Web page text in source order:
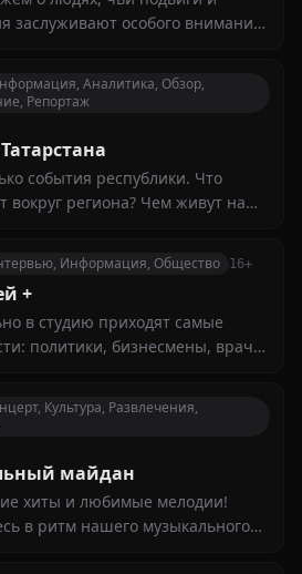
заслуживают особого внимания.
поступки ради других.
своими историями
Аналитика, Обзор,
Репортаж
события республики. Что
вокруг региона? Чем живут наши
Информация, Общество 16+
+
в студию приходят самые
политики, бизнесмены, врачи,
произошедшими в последние
Культура, Развлечения,
майдан
хиты и любимые мелодии!
в ритм нашего музыкального